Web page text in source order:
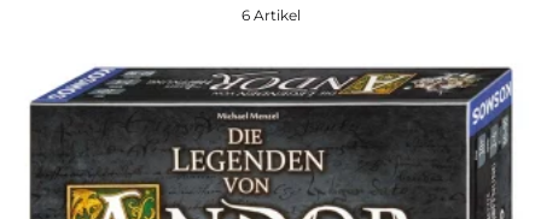
6 Artikel